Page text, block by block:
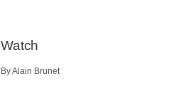
Watch
By Alain Brunet